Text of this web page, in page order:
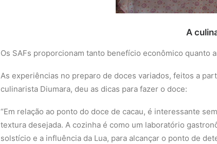
A
Os SAFs proporcionam tanto benefício econômico
As experiências no preparo de doces variados, feitos a
culinarista Diumara, deu as dicas para fazer o doce:
“Em relação ao ponto do doce de cacau, é interessante
textura desejada. A cozinha é como um laboratório
solstício e a influência da Lua, para alcançar o ponto de